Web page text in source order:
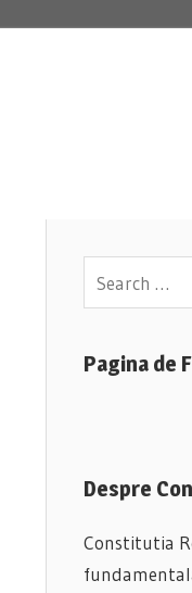
Pagina de
Despre
Constitutia